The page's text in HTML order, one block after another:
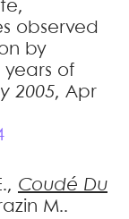
,
observed
by
years of
2005, Apr
, Coudé Du
M..